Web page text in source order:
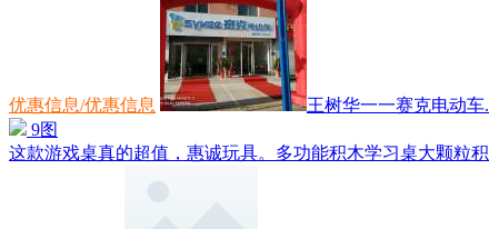
优惠信息/优惠信息 王树华一一赛克电动车
9图
这款游戏桌真的超值，惠诚玩具。多功能积木学习桌大颗粒